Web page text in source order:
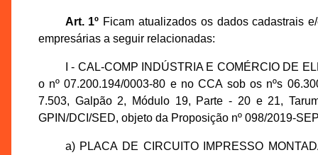
Art. 1º Ficam atualizados os dados cadastrais
empresárias a seguir relacionadas:
I - CAL-COMP INDÚSTRIA E COMÉRCIO DE
o nº 07.200.194/0003-80 e no CCA sob os nºs
7.503, Galpão 2, Módulo 19, Parte - 20 e 21,
GPIN/DCI/SED, objeto da Proposição nº 098/2019-
a) PLACA DE CIRCUITO IMPRESSO